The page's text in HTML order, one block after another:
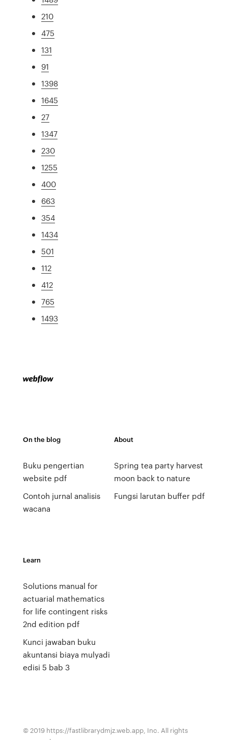
210
475
131
91
1398
1645
27
1347
230
1255
400
663
354
1434
501
112
412
765
1493
On the blog
Buku pengertian
website pdf
Contoh jurnal analisis
wacana
About
Spring tea party harvest
moon back to nature
Fungsi larutan buffer pdf
Learn
Solutions manual for
actuarial mathematics
for life contingent risks
2nd edition pdf
Kunci jawaban buku
akuntansi biaya mulyadi
edisi 5 bab 3
© 2019 https://fastlibrarydmjz.web.app, Inc. All rights